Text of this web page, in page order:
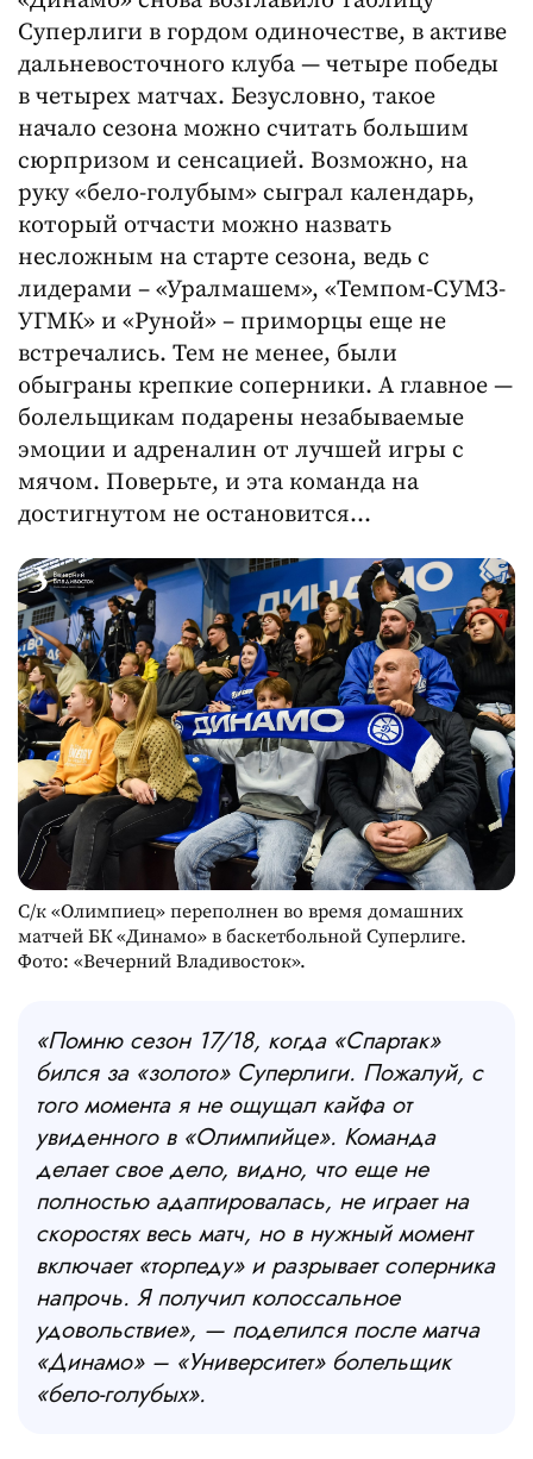
Суперлиги в гордом одиночестве, в активе
дальневосточного клуба — четыре победы
в четырех матчах. Безусловно, такое
начало сезона можно считать большим
сюрпризом и сенсацией. Возможно, на
руку «бело-голубым» сыграл календарь,
который отчасти можно назвать
несложным на старте сезона, ведь с
лидерами – «Уралмашем», «Темпом-СУМЗ-
УГМК» и «Руной» – приморцы еще не
встречались. Тем не менее, были
обыграны крепкие соперники. А главное —
болельщикам подарены незабываемые
эмоции и адреналин от лучшей игры с
мячом. Поверьте, и эта команда на
достигнутом не остановится…
С/к «Олимпиец» переполнен во время домашних
матчей БК «Динамо» в баскетбольной Суперлиге.
Фото: «Вечерний Владивосток».
«Помню сезон 17/18, когда «Спартак»
бился за «золото» Суперлиги. Пожалуй, с
того момента я не ощущал кайфа от
увиденного в «Олимпийце». Команда
делает свое дело, видно, что еще не
полностью адаптировалась, не играет на
скоростях весь матч, но в нужный момент
включает «торпеду» и разрывает соперника
напрочь. Я получил колоссальное
удовольствие», — поделился после матча
«Динамо» – «Университет» болельщик
«бело-голубых».